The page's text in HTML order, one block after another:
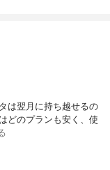
は翌月に持ち越せるの
どのプランも安く、使